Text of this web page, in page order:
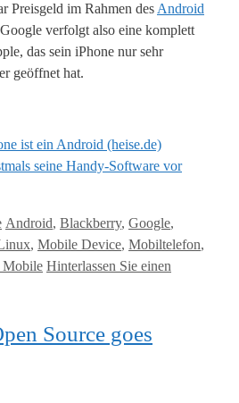
Preisgeld im Rahmen des Android
verfolgt also eine komplett
das sein iPhone nur sehr
geöffnet hat.
ist ein Android (heise.de)
seine Handy-Software vor
Tags
Android, Blackberry, Google,
, Mobile Device, Mobiltelefon,
Mobile Hinterlassen Sie einen
Source goes